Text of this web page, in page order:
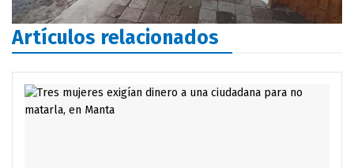
Artículos relacionados